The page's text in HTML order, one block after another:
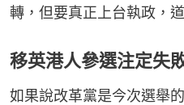
轉，但要真正上台執政，
移英港人參選注定失
如果說改革黨是今次選舉